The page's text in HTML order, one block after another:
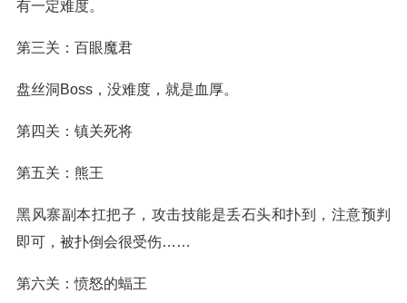
有一定难度。
第三关：百眼魔君
盘丝洞Boss，没难度，就是血厚。
第四关：镇关死将
第五关：熊王
黑风寨副本扛把子，攻击技能是丢石头和扑到，注意预判
即可，被扑倒会很受伤……
第六关：愤怒的蝠王